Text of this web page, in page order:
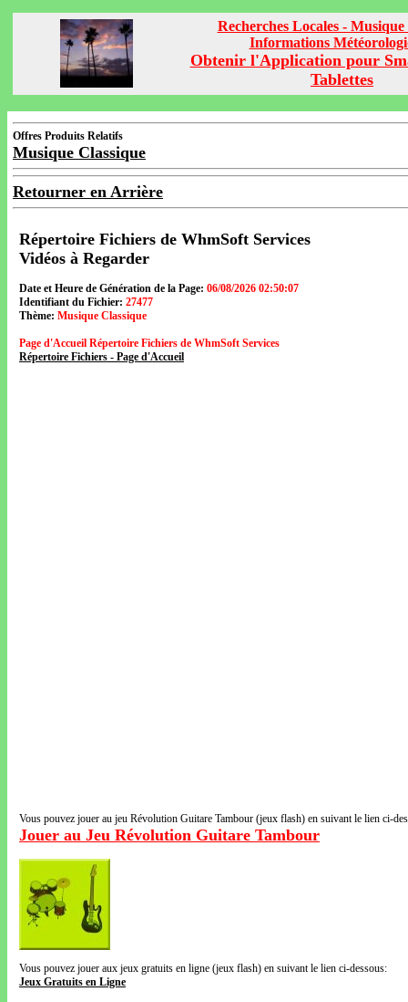
Recherches Locales - Musique
Informations
Obtenir l'Application pour
Tablettes
Offres Produits Relatifs
Musique Classique
Retourner en Arrière
Répertoire Fichiers de WhmSoft Services
Vidéos à Regarder
Date et Heure de Génération de la Page: 06/08/2026 02:50:07
Identifiant du Fichier: 27477
Thème: Musique Classique
Page d'Accueil Répertoire Fichiers de WhmSoft Services
Répertoire Fichiers - Page d'Accueil
Vous pouvez jouer au jeu Révolution Guitare Tambour (jeux flash) en suivant le lien ci-
Jouer au Jeu Révolution Guitare Tambour
Vous pouvez jouer aux jeux gratuits en ligne (jeux flash) en suivant le lien ci-dessous:
Jeux Gratuits en Ligne